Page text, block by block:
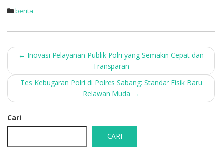
berita
Post
navigation
← Inovasi Pelayanan Publik Polri yang Semakin Cepat dan
Transparan
Tes Kebugaran Polri di Polres Sabang: Standar Fisik Baru
Relawan Muda →
Cari
CARI